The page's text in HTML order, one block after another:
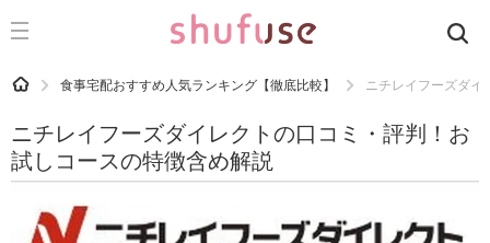
CATEGORY 記事カテゴリ
運気
生活の知恵
HOME 食事宅配おすすめ人気ランキング【徹底比較】 ニチレイフーズダイ
ニチレイフーズダイレクトの口コミ・評判！お
試しコースの特徴含め解説